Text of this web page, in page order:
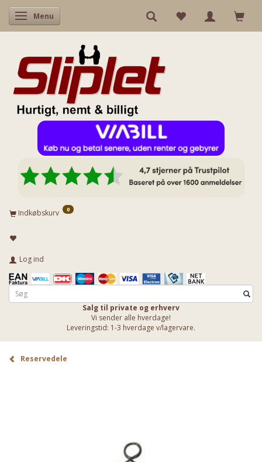
Skifte navigation
Menu
Indkøbskurv 0
Log ind
Salg til private og erhverv
Vi sender alle hverdage!
Leveringstid: 1-3 hverdage v/lagervare.
Reservedele